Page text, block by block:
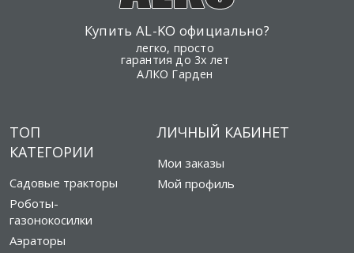
Купить AL-KO официально?
легко, просто
гарантия до 3х лет
АЛКО Гарден
ТОП
КАТЕГОРИИ
Садовые тракторы
Роботы-
газонокосилки
Аэраторы
ЛИЧНЫЙ КАБИНЕТ
Мои заказы
Мой профиль